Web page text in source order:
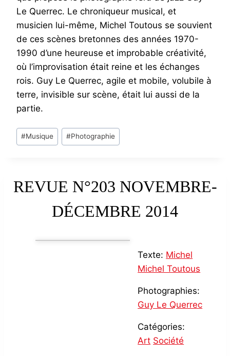
Le Querrec. Le chroniqueur musical, et
musicien lui-même, Michel Toutous se souvient
de ces scènes bretonnes des années 1970-
1990 d’une heureuse et improbable créativité,
où l’improvisation était reine et les échanges
rois. Guy Le Querrec, agile et mobile, volubile à
terre, invisible sur scène, était lui aussi de la
partie.
Post
Tags:
#Musique #Photographie
REVUE N°203 NOVEMBRE-
DÉCEMBRE 2014
Texte: Michel
Michel Toutous
Photographies:
Guy Le Querrec
Catégories:
Art Société